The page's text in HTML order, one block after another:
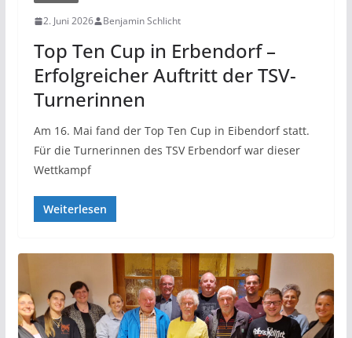
2. Juni 2026 Benjamin Schlicht
Top Ten Cup in Erbendorf –
Erfolgreicher Auftritt der TSV-
Turnerinnen
Am 16. Mai fand der Top Ten Cup in Eibendorf statt.
Für die Turnerinnen des TSV Erbendorf war dieser
Wettkampf
Weiterlesen